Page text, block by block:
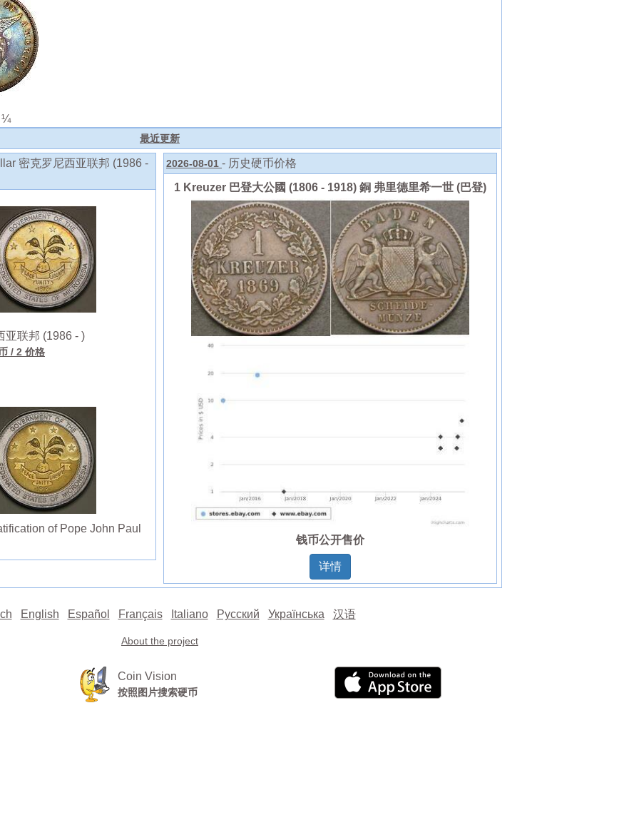
¼
最近更新
密克罗尼西亚联邦 (1986 -
联邦 (1986 - )
/ 2 价格
of Pope John Paul
2026-08-01 - 历史硬币价格
1 Kreuzer 巴登大公國 (1806 - 1918) 銅 弗里德里希一世 (巴登)
钱币公开售价
详情
English Español Français Italiano Русский Українська 汉语
About the project
Coin Vision
按照图片搜索硬币